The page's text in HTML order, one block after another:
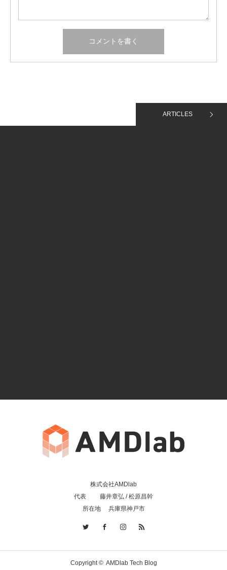
ARTICLES
株式会社AMDlab
代表 藤井章弘 / 松原昌幹
所在地 兵庫県神戸市
Copyright © AMDlab Tech Blog